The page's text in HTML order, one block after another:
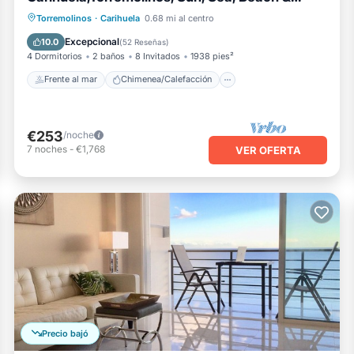
Relax
Torremolinos · Carihuela 0.68 mi al centro
10.0 Excepcional(52 Reseñas)
4 Dormitorios 2 baños 8 Invitados 1938 pies²
Frente al mar Chimenea/Calefacción
Frente al mar
Chimenea/Calefacción
Piscina
Vista al mar
€253/noche
7 noches - €1,768 VER OFERTA
Precio bajó